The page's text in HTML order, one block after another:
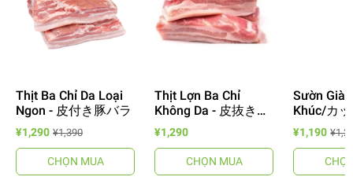
Thịt Ba Chỉ Da Loại
Ngon - 皮付き豚バラ
¥1,290 ¥1,390
CHỌN MUA
Thịt Lợn Ba Chỉ
Không Da - 皮抜き豚
バラ
¥1,290
CHỌN MUA
Sườn Già
Khúc/カ
骨-1Kg
¥1,190